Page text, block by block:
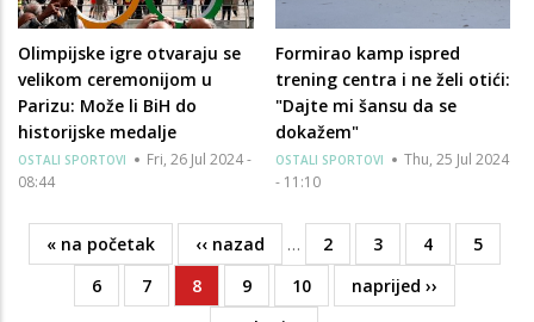
Olimpijske igre otvaraju se
velikom ceremonijom u
Parizu: Može li BiH do
historijske medalje
OSTALI SPORTOVI
Fri, 26 Jul 2024 -
08:44
Formirao kamp ispred
trening centra i ne želi otići:
"Dajte mi šansu da se
dokažem"
OSTALI SPORTOVI
Thu, 25 Jul 2024
- 11:10
Pagination
First
page
« na početak
Previous
page
‹‹ nazad … Page
2 Page
3 Page
4 Page
5
Page
6 Page
7
Current
page
8 Page
9 Page
10
Next
page
naprijed ››